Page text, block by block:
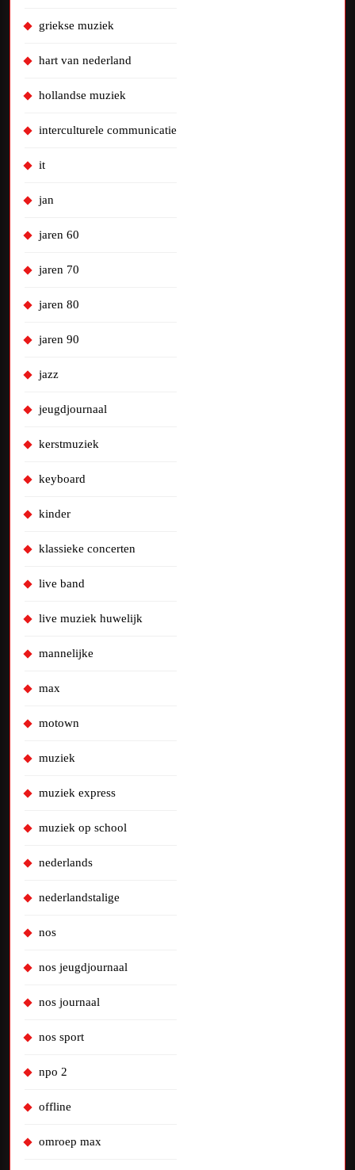
griekse muziek
hart van nederland
hollandse muziek
interculturele communicatie
it
jan
jaren 60
jaren 70
jaren 80
jaren 90
jazz
jeugdjournaal
kerstmuziek
keyboard
kinder
klassieke concerten
live band
live muziek huwelijk
mannelijke
max
motown
muziek
muziek express
muziek op school
nederlands
nederlandstalige
nos
nos jeugdjournaal
nos journaal
nos sport
npo 2
offline
omroep max